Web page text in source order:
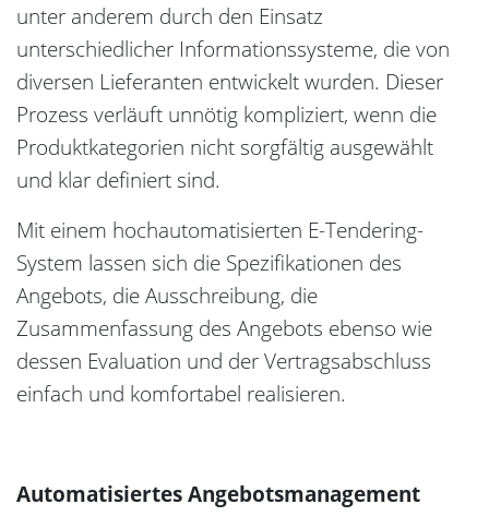
unter anderem durch den Einsatz
unterschiedlicher Informationssysteme, die von
diversen Lieferanten entwickelt wurden. Dieser
Prozess verläuft unnötig kompliziert, wenn die
Produktkategorien nicht sorgfältig ausgewählt
und klar definiert sind.
Mit einem hochautomatisierten E-Tendering-
System lassen sich die Spezifikationen des
Angebots, die Ausschreibung, die
Zusammenfassung des Angebots ebenso wie
dessen Evaluation und der Vertragsabschluss
einfach und komfortabel realisieren.
Automatisiertes Angebotsmanagement